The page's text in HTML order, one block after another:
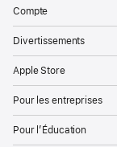
Compte
Divertissements
Apple Store
Pour les entreprises
Pour l’Éducation